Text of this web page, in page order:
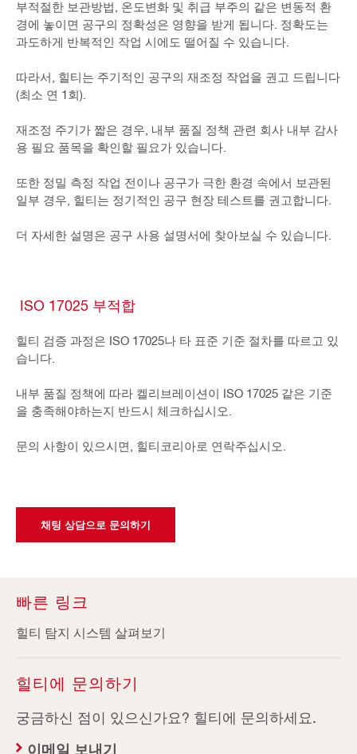
부적절한 보관방법, 온도변화 및 취급 부주의 같은 변동적 환
경에 놓이면 공구의 정확성은 영향을 받게 됩니다. 정확도는
과도하게 반복적인 작업 시에도 떨어질 수 있습니다.
따라서, 힐티는 주기적인 공구의 재조정 작업을 권고 드립니다
(최소 연 1회).
재조정 주기가 짧은 경우, 내부 품질 정책 관련 회사 내부 감사
용 필요 품목을 확인할 필요가 있습니다.
또한 정밀 측정 작업 전이나 공구가 극한 환경 속에서 보관된
일부 경우, 힐티는 정기적인 공구 현장 테스트를 권고합니다.
더 자세한 설명은 공구 사용 설명서에 찾아보실 수 있습니다.
ISO 17025 부적합
힐티 검증 과정은 ISO 17025나 타 표준 기준 절차를 따르고 있
습니다.
내부 품질 정책에 따라 켈리브레이션이 ISO 17025 같은 기준
을 충족해야하는지 반드시 체크하십시오.
문의 사항이 있으시면, 힐티코리아로 연락주십시오.
채팅 상담으로 문의하기
빠른 링크
힐티 탐지 시스템 살펴보기
힐티에 문의하기
궁금하신 점이 있으신가요? 힐티에 문의하세요.
이메일 보내기